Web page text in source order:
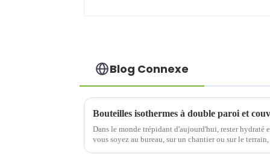
Blog Connexe
Dans le monde trépidant d'aujourd'hui, rester hydraté
vous soyez au bureau, sur un chantier ou sur le